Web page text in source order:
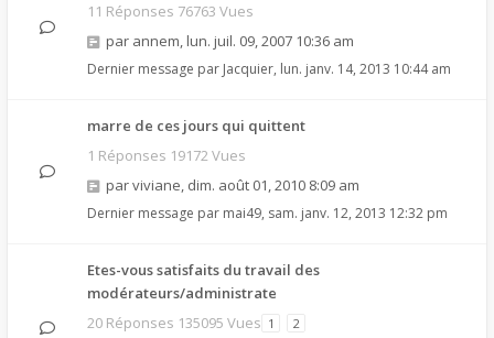
11 Réponses 76763 Vues
par annem, lun. juil. 09, 2007 10:36 am
Dernier message par Jacquier, lun. janv. 14, 2013 10:44 am
marre de ces jours qui quittent
1 Réponses 19172 Vues
parviviane, dim. août 01, 2010 8:09 am
Dernier message par mai49, sam. janv. 12, 2013 12:32 pm
Etes-vous satisfaits du travail des
modérateurs/administrate
20 Réponses 135095 Vues 1 2